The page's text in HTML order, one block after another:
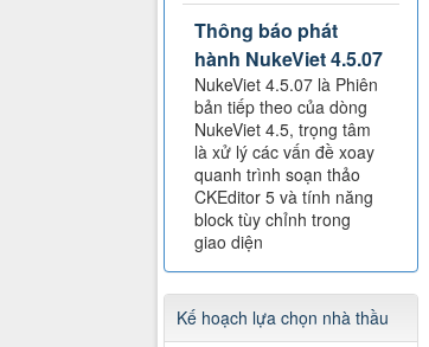
Thông báo phát
hành NukeViet 4.5.07
NukeViet 4.5.07 là Phiên
bản tiếp theo của dòng
NukeViet 4.5, trọng tâm
là xử lý các vấn đề xoay
quanh trình soạn thảo
CKEditor 5 và tính năng
block tùy chỉnh trong
giao diện
Kế hoạch lựa chọn nhà thầu